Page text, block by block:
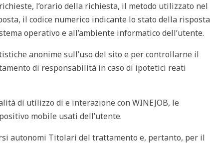
l’orario della richiesta, il metodo utilizzato nel
il codice numerico indicante lo stato della risposta
operativo e all’ambiente informatico dell’utente.
anonime sull’uso del sito e per controllarne il
di responsabilità in caso di ipotetici reati
di utilizzo di e interazione con WINEJOB, le
mobile usati dell’utente.
autonomi Titolari del trattamento e, pertanto, per il